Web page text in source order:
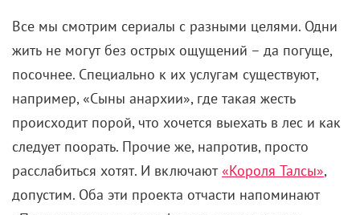
жить не могут без острых ощущений – да погуще,
посочнее. Специально к их услугам существуют,
например, «Сыны анархии», где такая жесть
происходит порой, что хочется выехать в лес и как
следует поорать. Прочие же, напротив, просто
расслабиться хотят. И включают«Короля Талсы»
допустим. Оба эти проекта отчасти напоминают
«Правосудие» по атмосфере и сеттингу, хотя